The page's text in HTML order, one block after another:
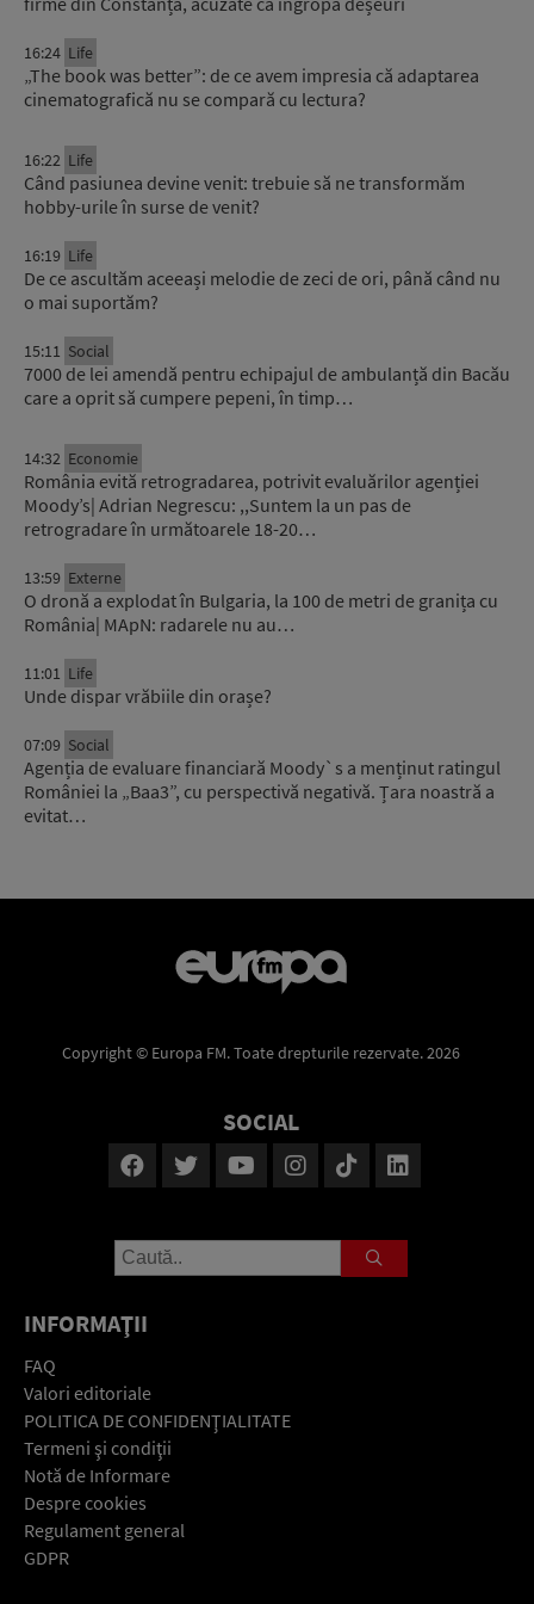
16:24 Life
„The book was better”: de ce avem impresia că adaptarea
cinematografică nu se compară cu lectura?
16:22 Life
Când pasiunea devine venit: trebuie să ne transformăm
hobby-urile în surse de venit?
16:19 Life
De ce ascultăm aceeași melodie de zeci de ori, până când nu
o mai suportăm?
15:11 Social
7000 de lei amendă pentru echipajul de ambulanță din Bacău
care a oprit să cumpere pepeni, în timp…
14:32 Economie
România evită retrogradarea, potrivit evaluărilor agenției
Moody’s| Adrian Negrescu: ,,Suntem la un pas de
retrogradare în următoarele 18-20…
13:59 Externe
O dronă a explodat în Bulgaria, la 100 de metri de granița cu
România| MApN: radarele nu au…
11:01 Life
Unde dispar vrăbiile din orașe?
07:09 Social
Agenția de evaluare financiară Moody`s a menținut ratingul
României la „Baa3”, cu perspectivă negativă. Țara noastră a
evitat…
Copyright © Europa FM. Toate drepturile rezervate. 2026
SOCIAL
INFORMAŢII
FAQ
Valori editoriale
POLITICA DE CONFIDENŢIALITATE
Termeni şi condiţii
Notă de Informare
Despre cookies
Regulament general
GDPR